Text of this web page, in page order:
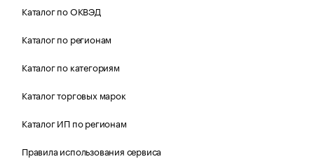
Каталог по ОКВЭД
Каталог по регионам
Каталог по категориям
Каталог торговых марок
Каталог ИП по регионам
Правила использования сервиса